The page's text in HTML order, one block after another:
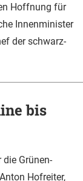
Hoffnung für
Innenminister
der schwarz-
bis
Grünen-
Anton Hofreiter,